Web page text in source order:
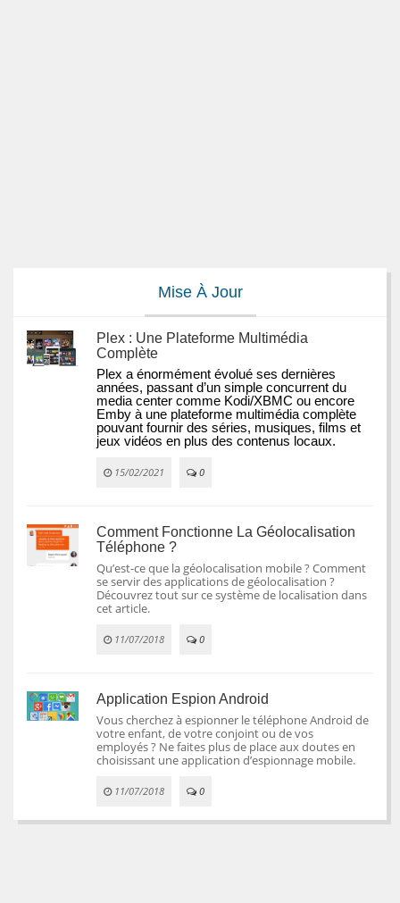
Mise À Jour
Plex : Une Plateforme Multimédia
Complète
Plex a énormément évolué ses dernières
années, passant d’un simple concurrent du
media center comme Kodi/XBMC ou encore
Emby à une plateforme multimédia complète
pouvant fournir des séries, musiques, films et
jeux vidéos en plus des contenus locaux.
15/02/2021 0
Comment Fonctionne La Géolocalisation
Téléphone ?
Qu’est-ce que la géolocalisation mobile ? Comment
se servir des applications de géolocalisation ?
Découvrez tout sur ce système de localisation dans
cet article.
11/07/2018 0
Application Espion Android
Vous cherchez à espionner le téléphone Android de
votre enfant, de votre conjoint ou de vos
employés ? Ne faites plus de place aux doutes en
choisissant une application d’espionnage mobile.
11/07/2018 0